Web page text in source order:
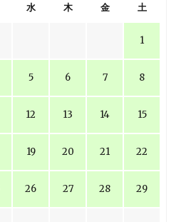
水 木 金 土
1
5 6 7 8
12 13 14 15
19 20 21 22
26 27 28 29